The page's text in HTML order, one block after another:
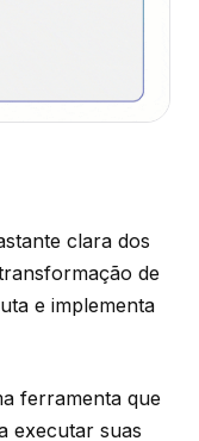
clara dos
de
e implementa
ferramenta que
executar suas